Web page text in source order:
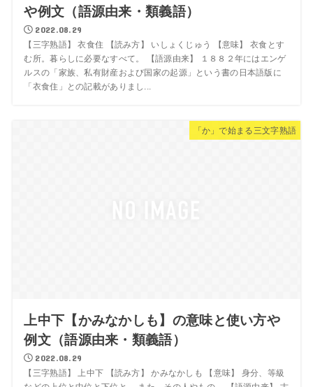
や例文（語源由来・類義語）
2022.08.29
【三字熟語】 衣食住 【読み方】 いしょくじゅう 【意味】 衣食とす
む所。暮らしに必要なすべて。 【語源由来】 １８８２年にはエンゲ
ルスの「家族、私有財産および国家の起源」という書の日本語版に
「衣食住」との記載がありまし...
「か」で始まる三文字熟語
上中下【かみなかしも】の意味と使い方や
例文（語源由来・類義語）
2022.08.29
【三字熟語】 上中下 【読み方】 かみなかしも 【意味】 身分、等級